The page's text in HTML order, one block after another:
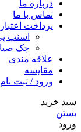
درباره ما
تماس با ما
پرداخت
اسنپ
چک
علاقه مندی
مقايسه
ورود / ثبت نام
سبد خرید
بستن
ورود